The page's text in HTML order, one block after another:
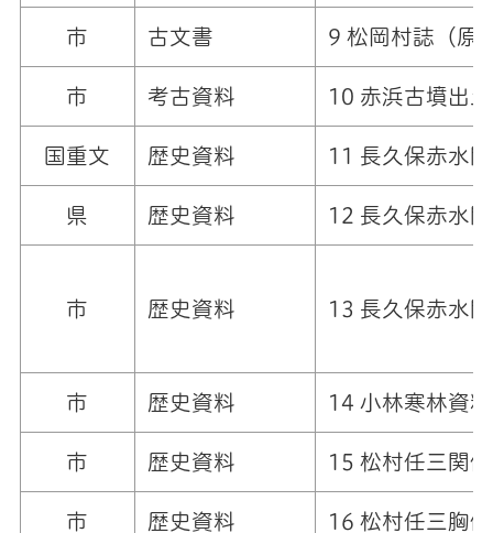
市 古文書 9松岡村誌（原
市 考古資料 10 赤浜古墳出
国重文 歴史資料 11 長久保赤水
県 歴史資料 12 長久保赤水
市 歴史資料 13 長久保赤水
市 歴史資料 14 小林寒林資料
市 歴史資料 15 松村任三関
市 歴史資料 16 松村任三胸像